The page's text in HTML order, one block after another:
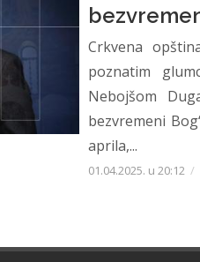
Crkvena
poznatim
Nebojšom
bezvremeni
aprila,...
01.04.2025. u 20:12